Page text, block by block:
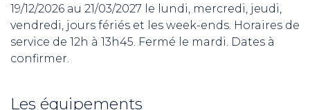
19/12/2026 au 21/03/2027 le lundi, mercredi, jeudi,
vendredi, jours fériés et les week-ends. Horaires de
service de 12h à 13h45. Fermé le mardi. Dates à
confirmer.
Les équipements